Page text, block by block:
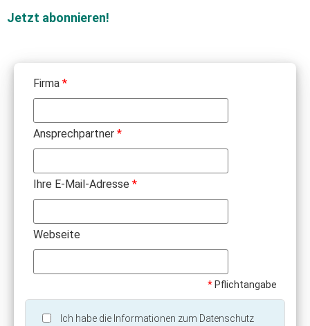
Jetzt abonnieren!
Firma *
Ansprechpartner *
Ihre E-Mail-Adresse *
Webseite
* Pflichtangabe
Ich habe die Informationen zum Datenschutz